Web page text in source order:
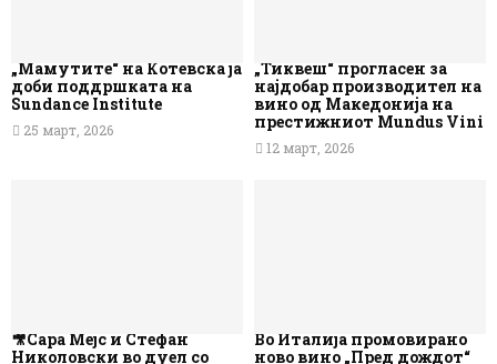
„Мамутите“ на Котевска ја
доби поддршката на
Sundance Institute
25 март, 2026
„Тиквеш“ прогласен за
најдобар производител на
вино од Македонија на
престижниот Mundus Vini
12 март, 2026
🎥Сара Мејс и Стефан
Николовски во дуел со
Во Италија промовирано
ново вино „Пред дождот“